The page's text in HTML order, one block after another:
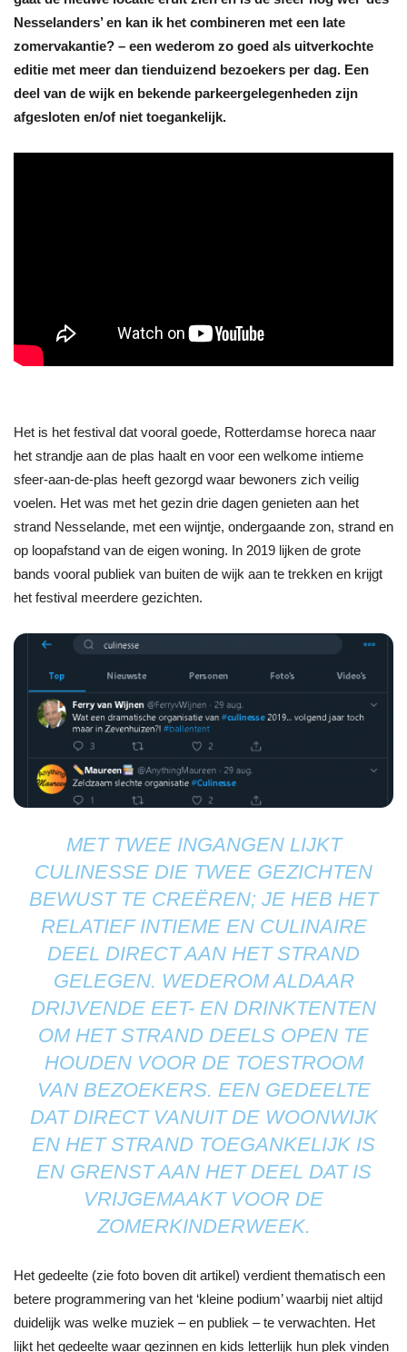
Nesselanders’ en kan ik het combineren met een late
zomervakantie? – een wederom zo goed als uitverkochte
editie met meer dan tienduizend bezoekers per dag. Een
deel van de wijk en bekende parkeergelegenheden zijn
afgesloten en/of niet toegankelijk.
Het is het festival dat vooral goede, Rotterdamse horeca naar
het strandje aan de plas haalt en voor een welkome intieme
sfeer-aan-de-plas heeft gezorgd waar bewoners zich veilig
voelen. Het was met het gezin drie dagen genieten aan het
strand Nesselande, met een wijntje, ondergaande zon, strand en
op loopafstand van de eigen woning. In 2019 lijken de grote
bands vooral publiek van buiten de wijk aan te trekken en krijgt
het festival meerdere gezichten.
MET TWEE INGANGEN LIJKT
CULINESSE DIE TWEE GEZICHTEN
BEWUST TE CREËREN; JE HEB HET
RELATIEF INTIEME EN CULINAIRE
DEEL DIRECT AAN HET STRAND
GELEGEN. WEDEROM ALDAAR
DRIJVENDE EET- EN DRINKTENTEN
OM HET STRAND DEELS OPEN TE
HOUDEN VOOR DE TOESTROOM
VAN BEZOEKERS. EEN GEDEELTE
DAT DIRECT VANUIT DE WOONWIJK
EN HET STRAND TOEGANKELIJK IS
EN GRENST AAN HET DEEL DAT IS
VRIJGEMAAKT VOOR DE
ZOMERKINDERWEEK.
Het gedeelte (zie foto boven dit artikel) verdient thematisch een
betere programmering van het ‘kleine podium’ waarbij niet altijd
duidelijk was welke muziek – en publiek – te verwachten. Het
lijkt het gedeelte waar gezinnen en kids letterlijk hun plek vinden